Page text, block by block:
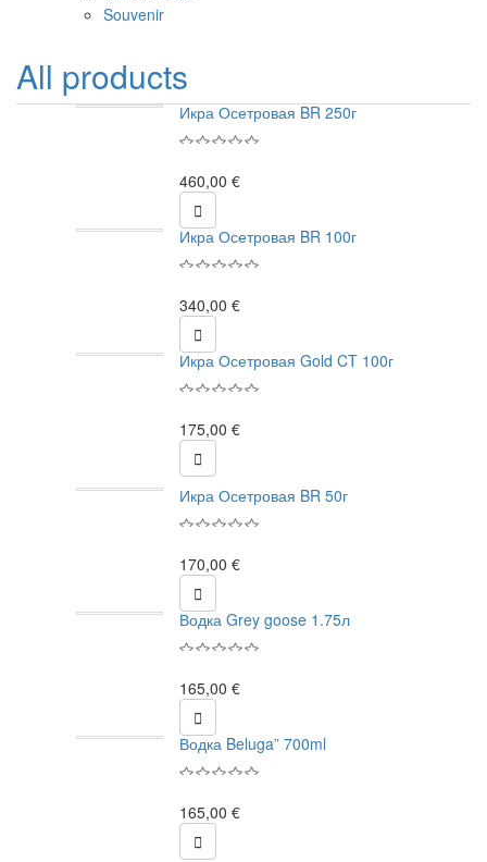
Souvenir
All products
Икра Осетровая BR 250г
460,00 €

Икра Осетровая BR 100г
340,00 €

Икра Осетровая Gold CT 100г
175,00 €

Икра Осетровая BR 50г
170,00 €

Водка Grey goose 1.75л
165,00 €

Водка Beluga” 700ml
165,00 €
